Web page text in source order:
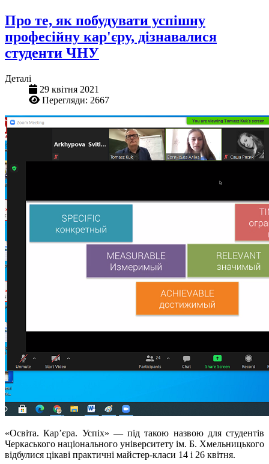
Про те, як побудувати успішну
професійну кар'єру, дізнавалися
студенти ЧНУ
Деталі
29 квітня 2021
Перегляди: 2667
«Освіта. Кар’єра. Успіх» — під такою назвою для студентів
Черкаського національного університету ім. Б. Хмельницького
відбулися цікаві практичні майстер-класи 14 і 26 квітня.